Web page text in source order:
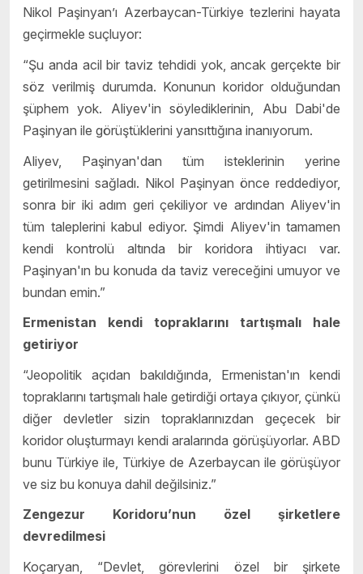
Nikol Paşinyan’ı Azerbaycan-Türkiye tezlerini hayata
geçirmekle suçluyor:
“Şu anda acil bir taviz tehdidi yok, ancak gerçekte bir
söz verilmiş durumda. Konunun koridor olduğundan
şüphem yok. Aliyev'in söylediklerinin, Abu Dabi'de
Paşinyan ile görüştüklerini yansıttığına inanıyorum.
Aliyev, Paşinyan'dan tüm isteklerinin yerine
getirilmesini sağladı. Nikol Paşinyan önce reddediyor,
sonra bir iki adım geri çekiliyor ve ardından Aliyev'in
tüm taleplerini kabul ediyor. Şimdi Aliyev'in tamamen
kendi kontrolü altında bir koridora ihtiyacı var.
Paşinyan'ın bu konuda da taviz vereceğini umuyor ve
bundan emin.”
Ermenistan kendi topraklarını tartışmalı hale
getiriyor
“Jeopolitik açıdan bakıldığında, Ermenistan'ın kendi
topraklarını tartışmalı hale getirdiği ortaya çıkıyor, çünkü
diğer devletler sizin topraklarınızdan geçecek bir
koridor oluşturmayı kendi aralarında görüşüyorlar. ABD
bunu Türkiye ile, Türkiye de Azerbaycan ile görüşüyor
ve siz bu konuya dahil değilsiniz.”
Zengezur Koridoru’nun özel şirketlere
devredilmesi
Koçaryan, “Devlet, görevlerini özel bir şirkete